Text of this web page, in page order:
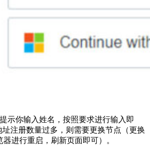
示你输入姓名，按照要求进行输入即
注册数量过多，则需要更换节点（更换
进行重启，刷新页面即可）。